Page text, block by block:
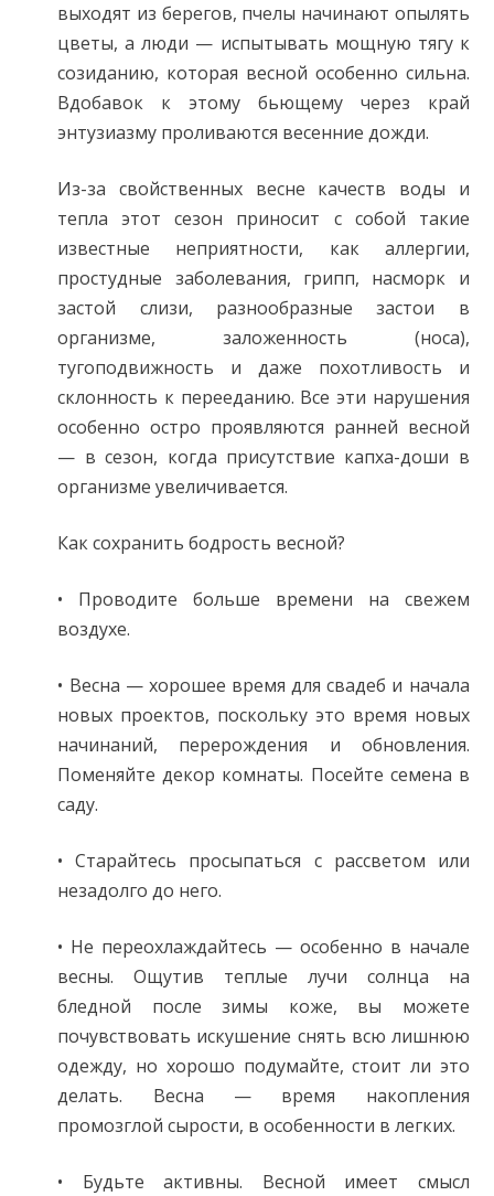
выходят из берегов, пчелы начинают опылять
цветы, а люди — испытывать мощную тягу к
созиданию, которая весной особенно сильна.
Вдобавок к этому бьющему через край
энтузиазму проливаются весенние дожди.
Из-за свойственных весне качеств воды и
тепла этот сезон приносит с собой такие
известные неприятности, как аллергии,
простудные заболевания, грипп, насморк и
застой слизи, разнообразные застои в
организме, заложенность (носа),
тугоподвижность и даже похотливость и
склонность к перееданию. Все эти нарушения
особенно остро проявляются ранней весной
— в сезон, когда присутствие капха-доши в
организме увеличивается.
Как сохранить бодрость весной?
• Проводите больше времени на свежем
воздухе.
• Весна — хорошее время для свадеб и начала
новых проектов, поскольку это время новых
начинаний, перерождения и обновления.
Поменяйте декор комнаты. Посейте семена в
саду.
• Старайтесь просыпаться с рассветом или
незадолго до него.
• Не переохлаждайтесь — особенно в начале
весны. Ощутив теплые лучи солнца на
бледной после зимы коже, вы можете
почувствовать искушение снять всю лишнюю
одежду, но хорошо подумайте, стоит ли это
делать. Весна — время накопления
промозглой сырости, в особенности в легких.
• Будьте активны. Весной имеет смысл